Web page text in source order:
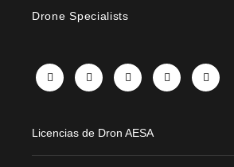
Drone Specialists
FacebookInstagramLinkedIn
Licencias de Dron AESA